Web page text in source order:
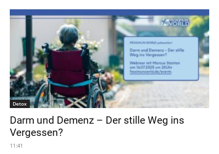
Detox
Darm und Demenz – Der stille Weg ins
Vergessen?
11:41